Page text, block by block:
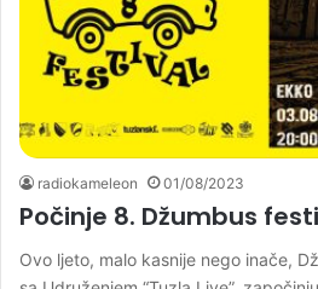
radiokameleon 01/08/2023
Počinje 8. Džumbus
Ovo ljeto, malo kasnije nego inače,